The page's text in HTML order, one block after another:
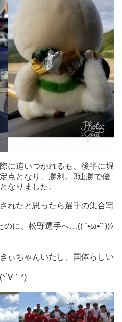
に追いつかれるも、後半に堀
点となり、勝利。3連勝で優
なりました。
れたと思ったら選手の集合写
に、松野選手へ…(( ˘•ω•˘ ))ｼ
ぃちゃんいたし、国体らしい
｀*)